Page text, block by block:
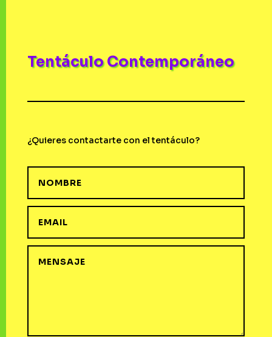
Tentáculo Contemporáneo
¿Quieres contactarte con el tentáculo?